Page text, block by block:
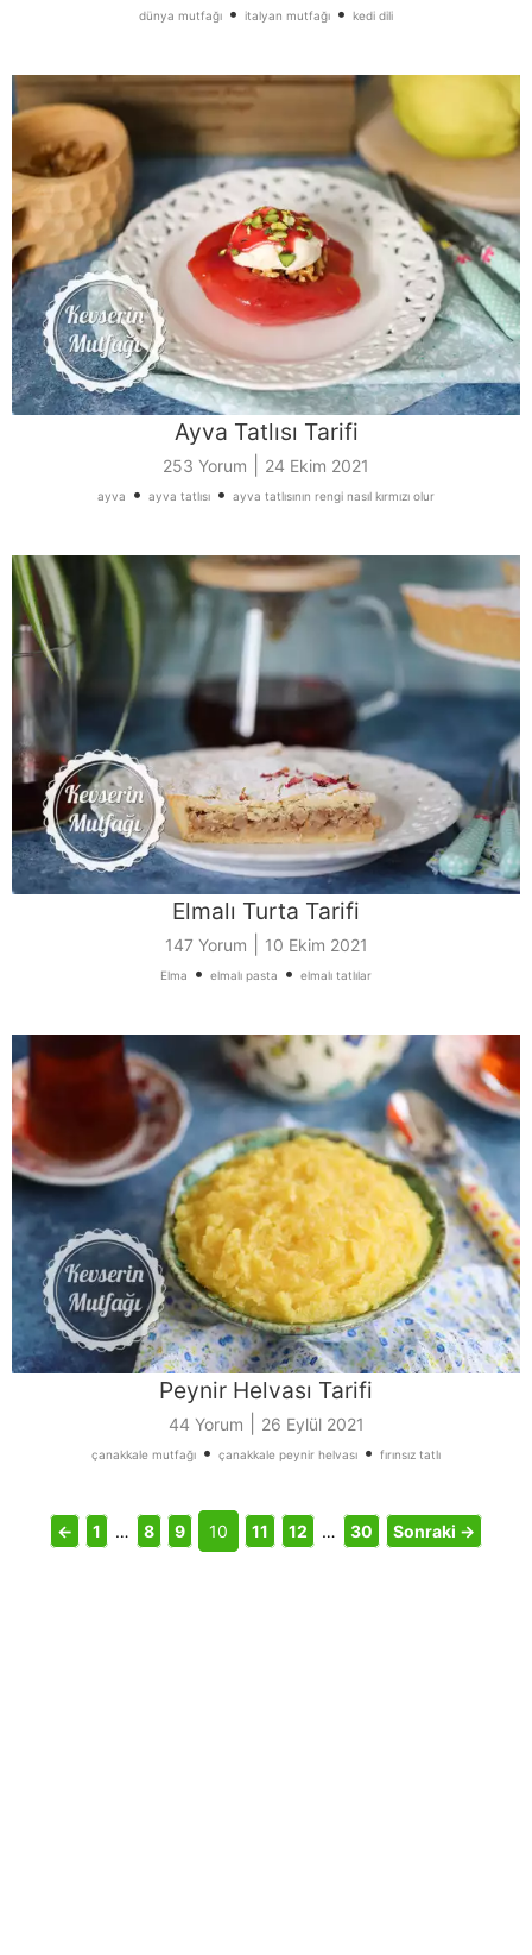
dünya mutfağı • italyan mutfağı • kedi dili
Ayva Tatlısı Tarifi
253 Yorum 24 Ekim 2021
ayva • ayva tatlısı • ayva tatlısının rengi nasıl kırmızı olur
Elmalı Turta Tarifi
147 Yorum 10 Ekim 2021
Elma • elmalı pasta • elmalı tatlılar
Peynir Helvası Tarifi
44 Yorum 26 Eylül 2021
çanakkale mutfağı • çanakkale peynir helvası • fırınsız tatlı
← 1 … 8 9 10 11 12 … 30 Sonraki →